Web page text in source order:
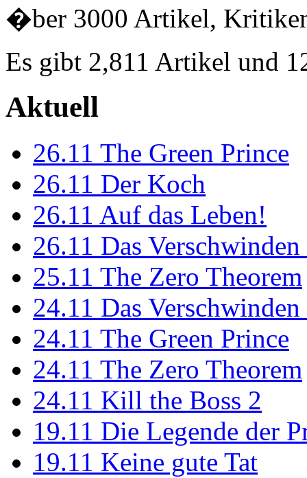
�ber 3000 Artikel,
Es gibt 2,811 Artikel und
Aktuell
26.11 The Green Prince
26.11 Der Koch
26.11 Auf das Leben!
26.11 Das
25.11 The Zero Theorem
24.11 Das
24.11 The Green Prince
24.11 The Zero Theorem
24.11 Kill the Boss 2
19.11 Die Legende der
19.11 Keine gute Tat